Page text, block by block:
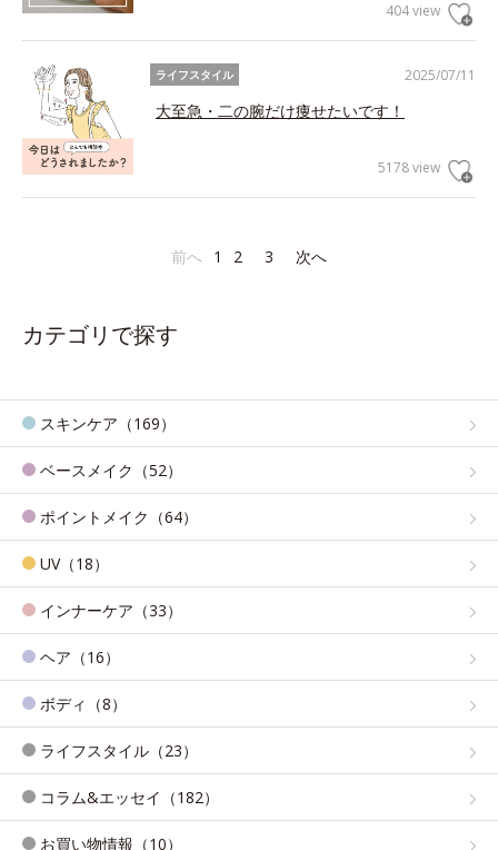
404 view
2025/07/11
ライフスタイル
大至急・二の腕だけ痩せたいです！
5178 view
前へ 1 2 3 次へ
カテゴリで探す
スキンケア（169）
ベースメイク（52）
ポイントメイク（64）
UV（18）
インナーケア（33）
ヘア（16）
ボディ（8）
ライフスタイル（23）
コラム&エッセイ（182）
お買い物情報（10）